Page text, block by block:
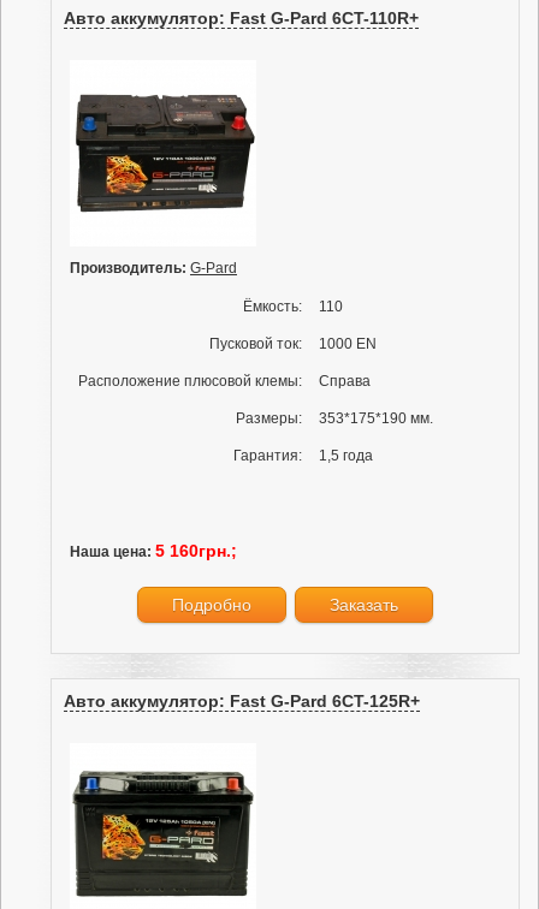
Авто аккумулятор: Fast G-Pard 6CT-110R+
Производитель: G-Pard
Ёмкость: 110
Пусковой ток: 1000 EN
Расположение плюсовой клемы: Справа
Размеры: 353*175*190 мм.
Гарантия: 1,5 года
Наша цена: 5 160грн.;
Подробно Заказать
Авто аккумулятор: Fast G-Pard 6CT-125R+